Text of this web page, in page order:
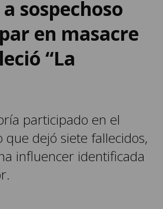
sospechoso
en masacre
“La
participado en el
dejó siete fallecidos,
influencer identificada